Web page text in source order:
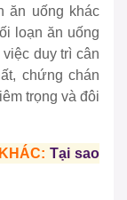
ăn uống khác
loạn ăn uống
duy trì cân
chứng chán
trọng và đôi
KHÁC:Tại sao